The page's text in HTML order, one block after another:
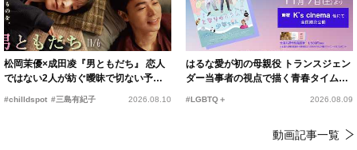
松岡茉優×成田凌『男ともだち』 恋人
ではない2人が紡ぐ曖昧で切ない予告
#chilldspot #三島有紀子 2026.08.10
はるな愛が初の母親役 トランスジェン
ダー当事者の視点で描く青春タイムス
#LGBTQ＋ 2026.08.09
動画記事一覧